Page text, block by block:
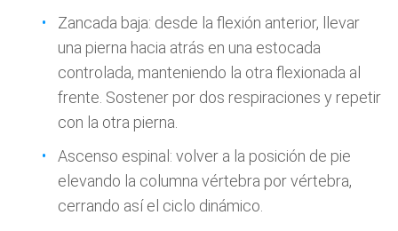
Zancada baja: desde la flexión anterior, llevar
una pierna hacia atrás en una estocada
controlada, manteniendo la otra flexionada al
frente. Sostener por dos respiraciones y repetir
con la otra pierna.
Ascenso espinal: volver a la posición de pie
elevando la columna vértebra por vértebra,
cerrando así el ciclo dinámico.